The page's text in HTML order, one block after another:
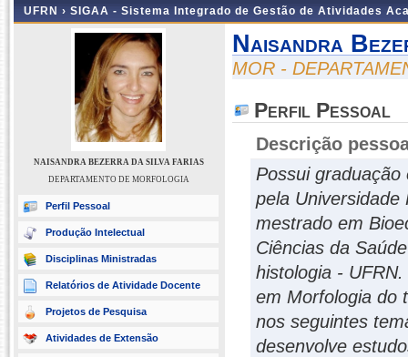
UFRN › SIGAA - Sistema Integrado de Gestão de Atividades
NAISANDRA BEZERRA DA SILVA FARIAS
DEPARTAMENTO DE MORFOLOGIA
Perfil Pessoal
Produção Intelectual
Disciplinas Ministradas
Relatórios de Atividade Docente
Projetos de Pesquisa
Atividades de Extensão
Naisandra
MOR -
Perfil Pessoal
Descrição
Possui
pela
mestrado em
Ciências da
histologia -
em Morfologia do
nos seguintes
desenvolve